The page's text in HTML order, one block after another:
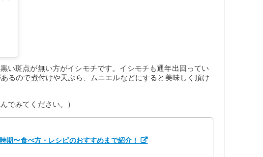
い斑点が無い方がイシモチです。イシモチも通年出回ってい
るので煮付けや天ぷら、ムニエルなどにすると美味しく頂け
でみてください。）
期〜食べ方・レシピのおすすめまで紹介！